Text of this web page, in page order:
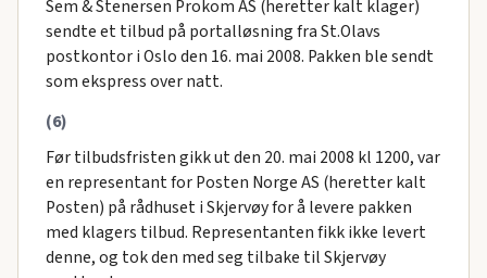
Sem & Stenersen Prokom AS (heretter kalt klager)
sendte et tilbud på portalløsning fra St.Olavs
postkontor i Oslo den 16. mai 2008. Pakken ble sendt
som ekspress over natt.
(6)
Før tilbudsfristen gikk ut den 20. mai 2008 kl 1200, var
en representant for Posten Norge AS (heretter kalt
Posten) på rådhuset i Skjervøy for å levere pakken
med klagers tilbud. Representanten fikk ikke levert
denne, og tok den med seg tilbake til Skjervøy